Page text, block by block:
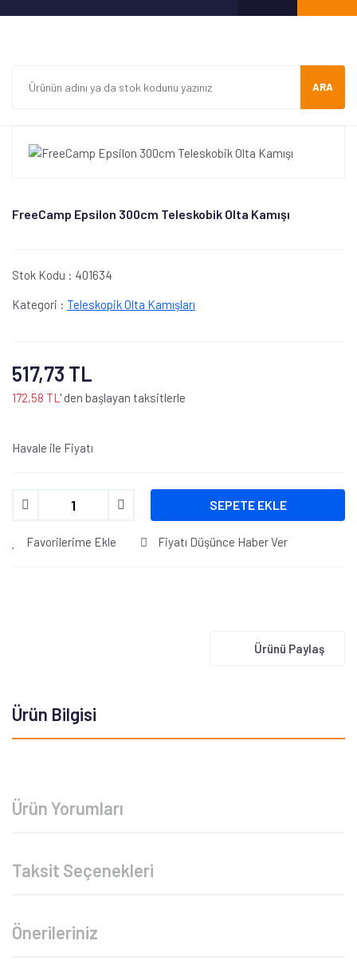
ARA
FreeCamp Epsilon 300cm Teleskobik Olta Kamışı
Stok Kodu : 401634
Kategori : Teleskopik Olta Kamışları
517,73 TL
172,58 TL ' den başlayan taksitlerle
Havale ile Fiyatı
SEPETE EKLE
Favorilerime Ekle Fiyatı Düşünce Haber Ver
Ürünü Paylaş
Ürün Bilgisi
Ürün Yorumları
Taksit Seçenekleri
Önerileriniz